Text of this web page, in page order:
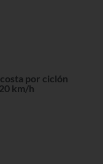
por ciclón
km/h